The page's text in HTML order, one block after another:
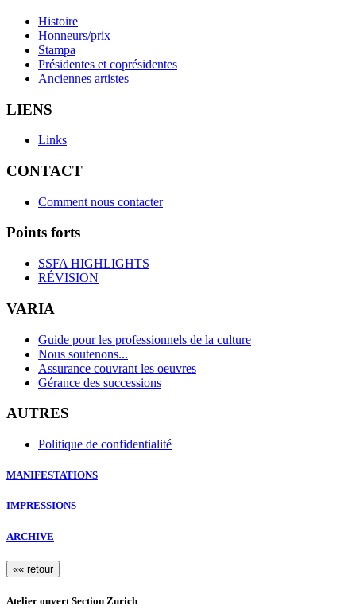
Histoire
Honneurs/prix
Stampa
Présidentes et coprésidentes
Anciennes artistes
LIENS
Links
CONTACT
Comment nous contacter
Points forts
SSFA HIGHLIGHTS
RÉVISION
VARIA
Guide pour les professionnels de la culture
Nous soutenons...
Assurance couvrant les oeuvres
Gérance des successions
AUTRES
Politique de confidentialité
MANIFESTATIONS
IMPRESSIONS
ARCHIVE
«« retour
Atelier ouvert Section Zurich